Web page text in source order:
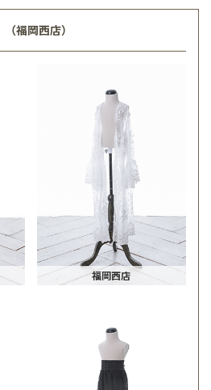
福岡西店）
福岡西店